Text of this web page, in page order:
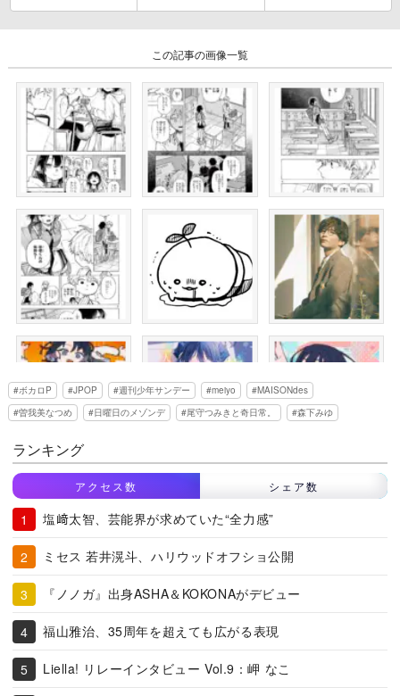
この記事の画像一覧
ボカロP JPOP 週刊少年サンデー meiyo
MAISONdes
曽我美なつめ
日曜日のメゾンデ 尾守つみきと奇日常。 森下みゆ
ランキング
アクセス数 シェア数
塩﨑太智、芸能界が求めていた“全力感”
ミセス 若井滉斗、ハリウッドオフショ公開
『ノノガ』出身ASHA＆KOKONAがデビュー
福山雅治、35周年を超えても広がる表現
Liella! リレーインタビュー Vol.9：岬 なこ